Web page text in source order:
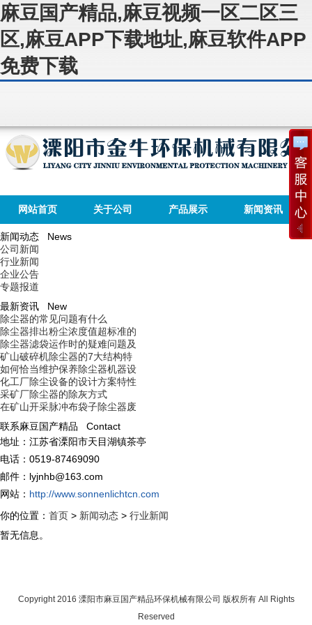
麻豆国产精品,麻豆视频一区二区三
区,麻豆APP下载地址,麻豆软件APP
免费下载
网站首页 关于公司 产品展示 新闻资讯
新闻动态 News
公司新闻
行业新闻
企业公告
专题报道
最新资讯 New
除尘器的常见问题有什么
除尘器排出粉尘浓度值超标准的
除尘器滤袋运作时的疑难问题及
矿山破碎机除尘器的7大结构特
如何恰当维护保养除尘器机器设
化工厂除尘设备的设计方案特性
采矿厂除尘器的除灰方式
在矿山开采脉冲布袋子除尘器废
联系麻豆国产精品 Contact
地址：江苏省溧阳市天目湖镇茶亭
电话：0519-87469090
邮件：lyjnhb@163.com
网站： http://www.sonnenlichtcn.com
你的位置： 首页 > 新闻动态 > 行业新闻
暂无信息。
Copyright 2016 溧阳市麻豆国产精品环保机械有限公司 版权所有 All Rights
Reserved